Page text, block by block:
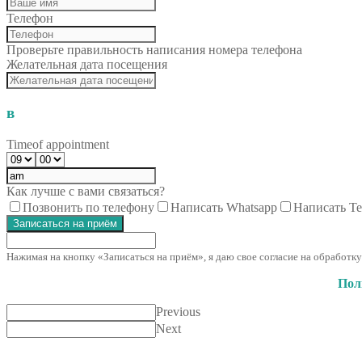
Телефон
Проверьте правильность написания номера телефона
Желательная дата посещения
в
Timeof appointment
Как лучше с вами связаться?
Позвонить по телефону
Написать Whatsapp Написать
Записаться на приём
Нажимая на кнопку «Записаться на приём», я даю свое согласие на
Previous
Next